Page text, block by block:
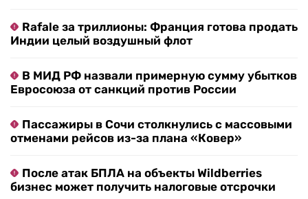
Rafale за триллионы: Франция готова продать
Индии целый воздушный флот
В МИД РФ назвали примерную сумму убытков
Евросоюза от санкций против России
Пассажиры в Сочи столкнулись с массовыми
отменами рейсов из-за плана «Ковер»
После атак БПЛА на объекты Wildberries
бизнес может получить налоговые отсрочки